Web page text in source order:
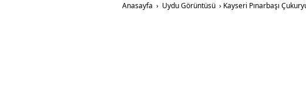
Anasayfa › Uydu Görüntüsü › Kayseri Pınarbaşı